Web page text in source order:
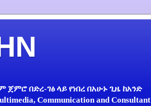
በድረ-ገፅ ላይ የነበረ በአሁኑ ጊዜ ከአንድ
Communication and Consultant